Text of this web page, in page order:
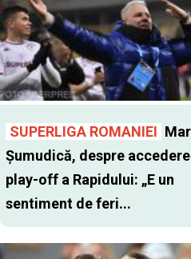
SUPERLIGA ROMANIEI
Șumudică, despre
play-off a Rapidului: „E un
sentiment de feri...